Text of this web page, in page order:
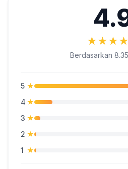
★★★★
Berdasarkan
5 ★
4 ★
3 ★
2 ★
1 ★